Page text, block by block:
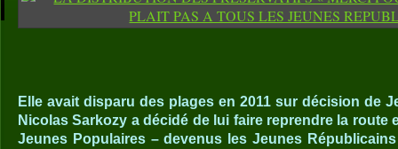
Elle avait disparu des plages en 2011 sur décision de
Nicolas Sarkozy a décidé de lui faire reprendre la route
Jeunes Populaires – devenus les Jeunes